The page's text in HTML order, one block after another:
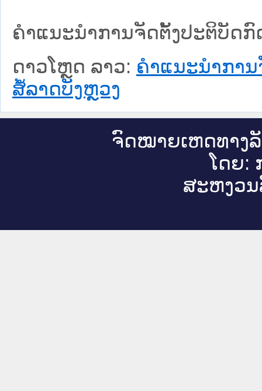
ຄຳແນະນຳການຈັດຕັ້ງປະຕິບັດ
ດາວໂຫຼດ ລາວ: ຄຳແນະນຳກາ
ສໍ້ລາດບັງຫຼວງ
ຈົດ​ໝາຍ​ເຫດ​ທາງ​
ໂດຍ:
ສະ​ຫງວນ​